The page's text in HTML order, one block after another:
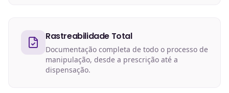
Rastreabilidade Total
Documentação completa de todo o processo de
manipulação, desde a prescrição até a
dispensação.